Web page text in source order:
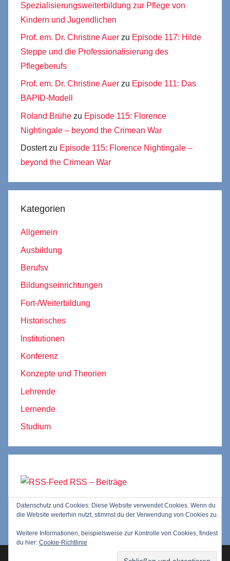
Spezialisierungsweiterbildung zur Pflege von
Kindern und Jugendlichen
Prof. em. Dr. Christine Auer zu Episode 117: Hilde
Steppe und die Professionalisierung des
Pflegeberufs
Prof. em. Dr. Christine Auer zu Episode 111: Das
BAPID-Modell
Roland Brühe zu Episode 115: Florence
Nightingale – beyond the Crimean War
Dostertzu Episode 115: Florence Nightingale –
beyond the Crimean War
Kategorien
Allgemein
Ausbildung
Berufsv
Bildungseinrichtungen
Fort-/Weiterbildung
Historisches
Institutionen
Konferenz
Konzepte und Theorien
Lehrende
Lernende
Studium
RSS – Beiträge
RSS – Kommentare
Datenschutz und Cookies: Diese Website verwendet Cookies. Wenn du
die Website weiterhin nutzt, stimmst du der Verwendung von Cookies zu.
Weitere Informationen, beispielsweise zur Kontrolle von Cookies, findest
du hier: Cookie-Richtlinie